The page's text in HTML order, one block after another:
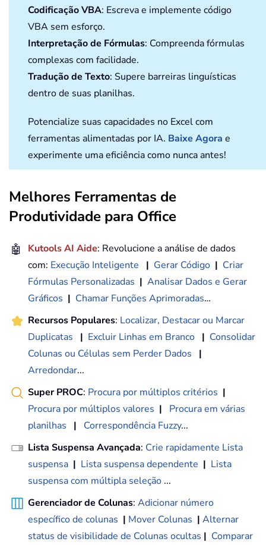
Codificação VBA: Escreva e implemente código
VBA sem esforço.
Interpretação de Fórmulas: Compreenda fórmulas
complexas com facilidade.
Tradução de Texto: Supere barreiras linguísticas
dentro de suas planilhas.
Potencialize suas capacidades no Excel com
ferramentas alimentadas por IA. Baixe Agora e
experimente uma eficiência como nunca antes!
Melhores Ferramentas de
Produtividade para Office
🤖 Kutools AI Aide: Revolucione a análise de dados
com: Execução Inteligente | Gerar Código | Criar
Fórmulas Personalizadas | Analisar Dados e Gerar
Gráficos | Chamar Funções Aprimoradas…
Recursos Populares: Localizar, Destacar ou Marcar
Duplicatas
| Excluir Linhas em Branco | Consolidar
Colunas ou Células sem Perder Dados
|
Arredondar...
Super PROC: Procura por múltiplos critérios |
Procura por múltiplos valores |
Procura em várias
planilhas
| Correspondência Fuzzy...
Lista Suspensa Avançada: Crie rapidamente Lista
suspensa | Lista suspensa dependente | Lista
suspensa com múltipla seleção ...
Gerenciador de Colunas: Adicionar número
específico de colunas | Mover Colunas | Alternar
status de visibilidade de Colunas ocultas | Comparar